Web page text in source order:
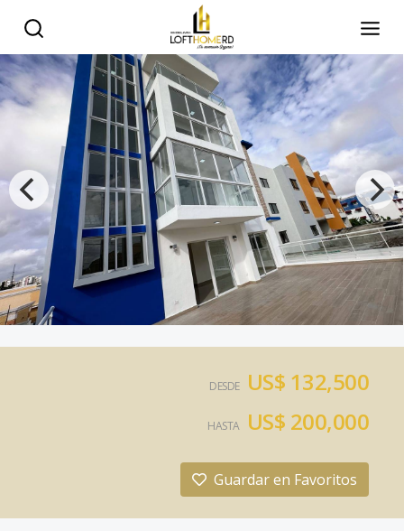
DESDE US$ 132,500
HASTA US$ 200,000
Guardar en Favoritos